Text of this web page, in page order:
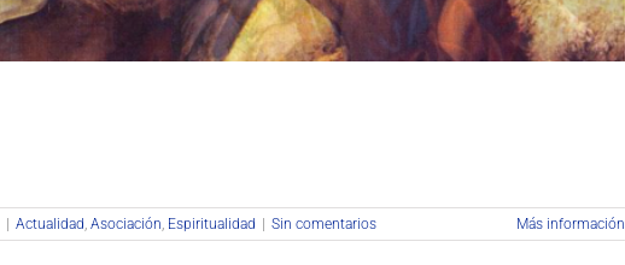
| Actualidad, Asociación, Espiritualidad | Sin comentarios Más información